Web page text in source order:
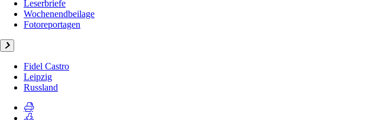
Leserbriefe
Wochenendbeilage
Fotoreportagen
Fidel Castro
Leipzig
Russland